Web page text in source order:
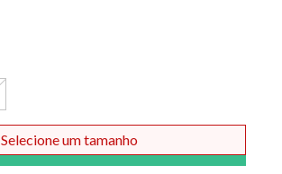
Comprar
Selecione um tamanho